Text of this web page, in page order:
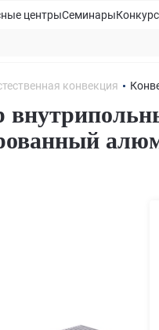
центрыСеминары
конвекция